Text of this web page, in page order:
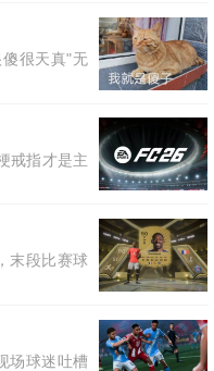
很天真"无
戒指才是主
段比赛球
球迷吐槽